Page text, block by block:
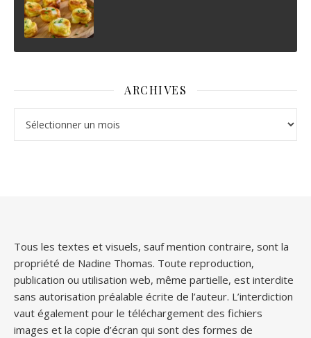
ARCHIVES
Tous les textes et visuels, sauf mention contraire, sont la
propriété de Nadine Thomas. Toute reproduction,
publication ou utilisation web, même partielle, est interdite
sans autorisation préalable écrite de l’auteur. L’interdiction
vaut également pour le téléchargement des fichiers
images et la copie d’écran qui sont des formes de